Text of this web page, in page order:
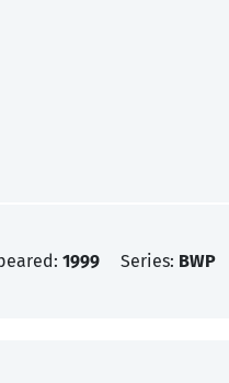
1999 Series: BWP